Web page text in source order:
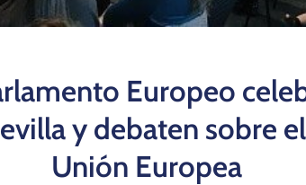
Europeo
y debaten sobre
Unión Europea